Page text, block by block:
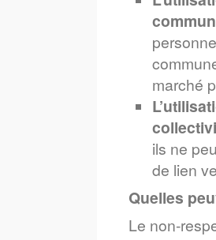
marché
ils ne
de lien
Quelles
Le non-